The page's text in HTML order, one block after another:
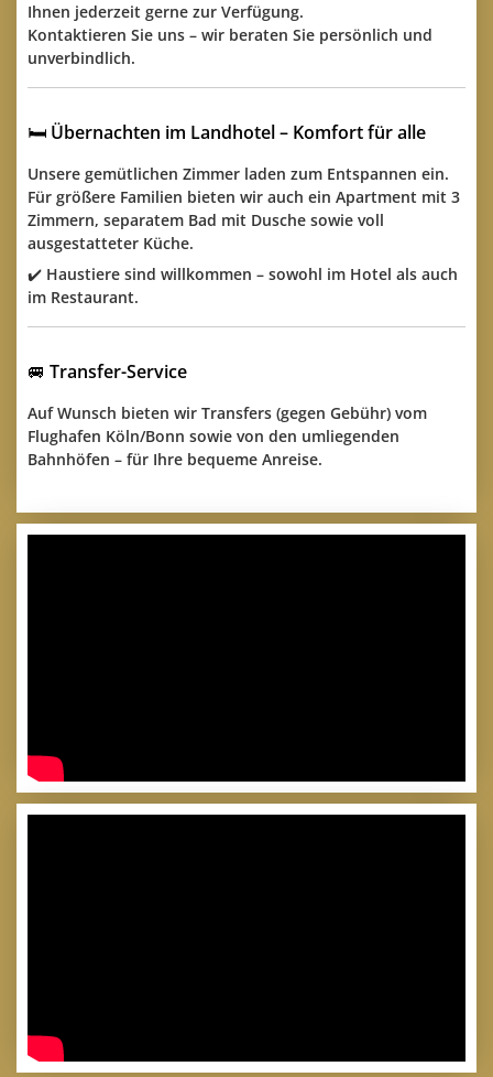
Ihnen jederzeit gerne zur Verfügung.
Kontaktieren Sie uns – wir beraten Sie persönlich und
unverbindlich.
🛏️ Übernachten im Landhotel – Komfort für alle
Unsere gemütlichen Zimmer laden zum Entspannen ein.
Für größere Familien bieten wir auch ein Apartment mit 3
Zimmern, separatem Bad mit Dusche sowie voll
ausgestatteter Küche.
✔️ Haustiere sind willkommen – sowohl im Hotel als auch
im Restaurant.
🚐 Transfer-Service
Auf Wunsch bieten wir Transfers (gegen Gebühr) vom
Flughafen Köln/Bonn sowie von den umliegenden
Bahnhöfen – für Ihre bequeme Anreise.